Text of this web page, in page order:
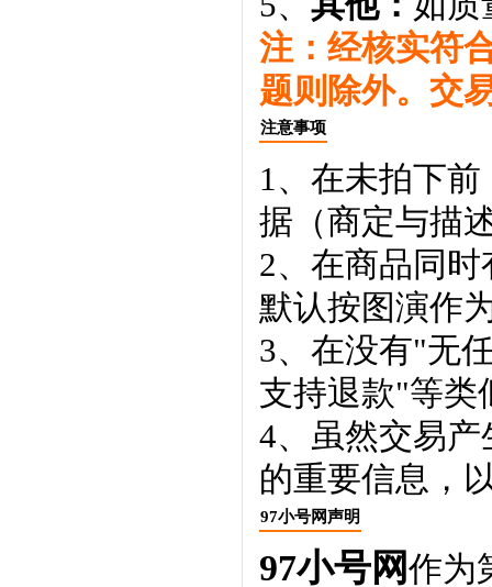
注：经核实符
题则除外。交
注意事项
1、在未拍下
据（商定与描
2、在商品同
默认按图演作
3、在没有"无
支持退款"等类
4、虽然交易
的重要信息，
97小号网声明
97小号网作为